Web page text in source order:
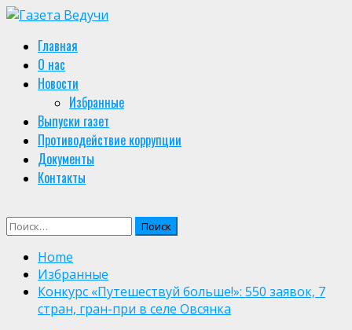
Skip
content
Primary
Menu
Главная
О нас
Новости
Избранные
Выпуски газет
Противодействие коррупции
Документы
Контакты
Найти:
Home
Избранные
Конкурс «Путешествуй больше!»: 550 заявок, 7
стран, гран-при в селе Овсянка